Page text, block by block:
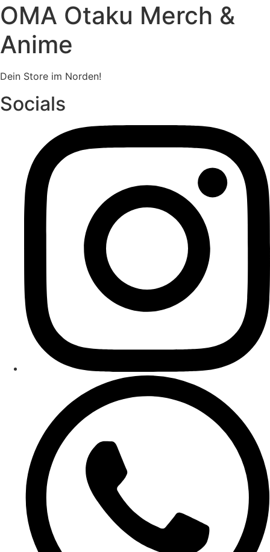
OMA Otaku Merch &
Anime
Dein Store im Norden!
Socials